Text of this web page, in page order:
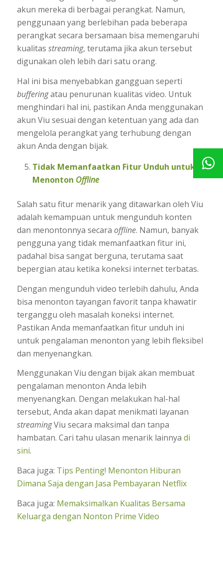
akun mereka di berbagai perangkat. Namun,
penggunaan yang berlebihan pada beberapa
perangkat secara bersamaan bisa memengaruhi
kualitas streaming, terutama jika akun tersebut
digunakan oleh lebih dari satu orang.
Hal ini bisa menyebabkan gangguan seperti
bufferingatau penurunan kualitas video. Untuk
menghindari hal ini, pastikan Anda menggunakan
akun Viu sesuai dengan ketentuan yang ada dan
mengelola perangkat yang terhubung dengan
akun Anda dengan bijak.
Tidak Memanfaatkan Fitur Unduh untuk
Menonton Offline
Salah satu fitur menarik yang ditawarkan oleh Viu
adalah kemampuan untuk mengunduh konten
dan menontonnya secara offline. Namun, banyak
pengguna yang tidak memanfaatkan fitur ini,
padahal bisa sangat berguna, terutama saat
bepergian atau ketika koneksi internet terbatas.
Dengan mengunduh video terlebih dahulu, Anda
bisa menonton tayangan favorit tanpa khawatir
terganggu oleh masalah koneksi internet.
Pastikan Anda memanfaatkan fitur unduh ini
untuk pengalaman menonton yang lebih fleksibel
dan menyenangkan.
Menggunakan Viu dengan bijak akan membuat
pengalaman menonton Anda lebih
menyenangkan. Dengan melakukan hal-hal
tersebut, Anda akan dapat menikmati layanan
streamingViu secara maksimal dan tanpa
hambatan. Cari tahu ulasan menarik lainnya di
sini.
Baca juga: Tips Penting! Menonton Hiburan
Dimana Saja dengan Jasa Pembayaran Netflix
Baca juga: Memaksimalkan Kualitas Bersama
Keluarga dengan Nonton Prime Video